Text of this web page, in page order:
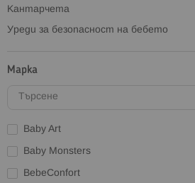
Кантарчета
Уреди за безопасност на бебето
Марка
Baby Art
Baby Monsters
BebeConfort